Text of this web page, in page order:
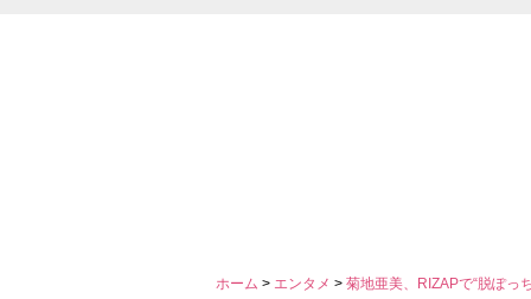
ホーム > エンタメ > 菊地亜美、RIZAPで“脱ぽ